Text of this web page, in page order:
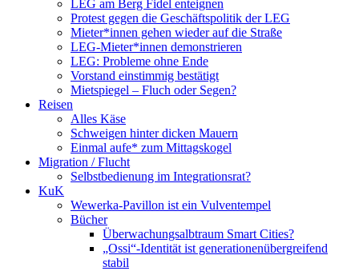
LEG am Berg Fidel enteignen
Protest gegen die Geschäftspolitik der LEG
Mieter*innen gehen wieder auf die Straße
LEG-Mieter*innen demonstrieren
LEG: Probleme ohne Ende
Vorstand einstimmig bestätigt
Mietspiegel – Fluch oder Segen?
Reisen
Alles Käse
Schweigen hinter dicken Mauern
Einmal aufe* zum Mittagskogel
Migration / Flucht
Selbstbedienung im Integrationsrat?
KuK
Wewerka-Pavillon ist ein Vulventempel
Bücher
Überwachungsalbtraum Smart Cities?
„Ossi“-Identität ist generationenübergreifend
stabil